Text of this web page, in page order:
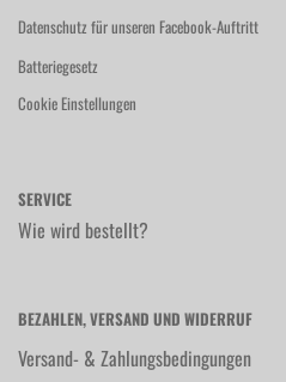
Datenschutz für unseren Facebook-Auftritt
Batteriegesetz
Cookie Einstellungen
SERVICE
Wie wird bestellt?
BEZAHLEN, VERSAND UND WIDERRUF
Versand- & Zahlungsbedingungen